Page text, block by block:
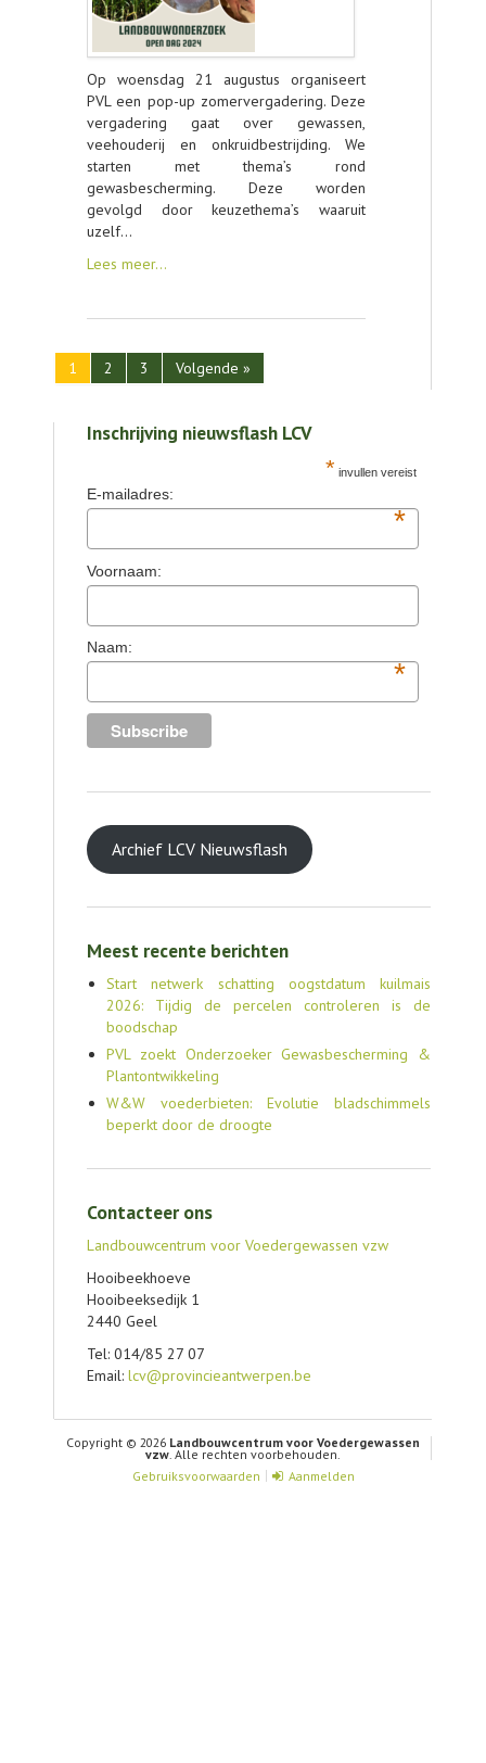
Op woensdag 21 augustus organiseert
PVL een pop-up zomervergadering. Deze
vergadering gaat over gewassen,
veehouderij en onkruidbestrijding. We
starten met thema’s rond
gewasbescherming. Deze worden
gevolgd door keuzethema’s waaruit
uzelf…
Lees meer…
1 2 3 Volgende »
Inschrijving nieuwsflash LCV
* invullen vereist
E-mailadres:
*
Voornaam:
Naam:
*
Archief LCV Nieuwsflash
Meest recente berichten
Start netwerk schatting oogstdatum kuilmais
2026: Tijdig de percelen controleren is de
boodschap
PVL zoekt Onderzoeker Gewasbescherming &
Plantontwikkeling
W&W voederbieten: Evolutie bladschimmels
beperkt door de droogte
Contacteer ons
Landbouwcentrum voor Voedergewassen vzw
Hooibeekhoeve
Hooibeeksedijk 1
2440 Geel
Tel: 014/85 27 07
Email: lcv@provincieantwerpen.be
Copyright © 2026 Landbouwcentrum voor Voedergewassen
vzw. Alle rechten voorbehouden.
Gebruiksvoorwaarden
Aanmelden